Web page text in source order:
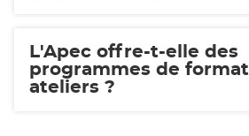
L'Apec offre-t-elle des
programmes de
ateliers ?